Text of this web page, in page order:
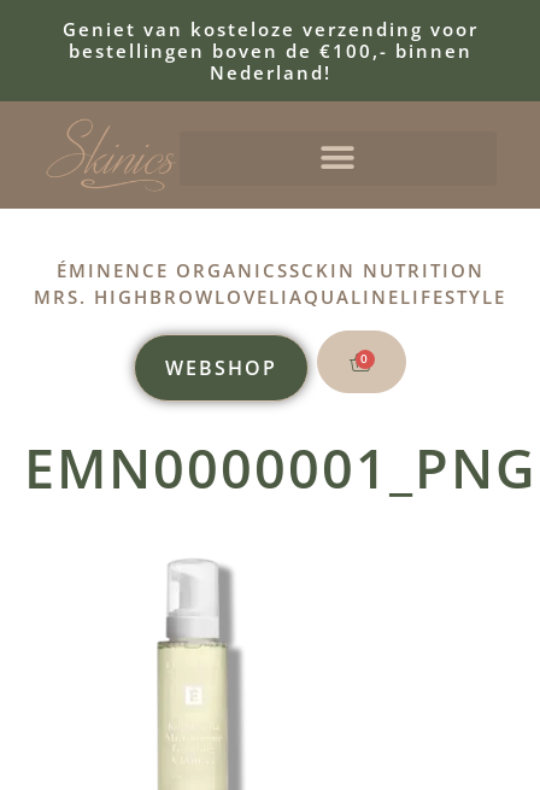
Geniet van kosteloze verzending voor
bestellingen boven de €100,- binnen
Nederland!
ÉMINENCE ORGANICSSCKIN NUTRITION
MRS. HIGHBROWLOVELIAQUALINELIFESTYLE
WEBSHOP 0
EMN0000001_PNG